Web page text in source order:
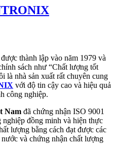
được thành lập vào năm 1979 và
sách như “Chất lượng tốt
là nhà sản xuất rất chuyên cung
với độ tin cậy cao và hiệu quả
công nghiệp.
Nam đã chứng nhận ISO 9001
nghiệp đồng minh và hiện thực
lượng bằng cách đạt được các
và chứng nhận chất lượng